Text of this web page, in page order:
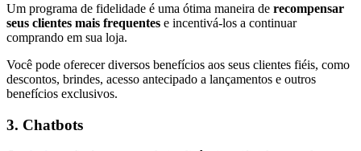
Um programa de fidelidade é uma ótima maneira de recompensar
seus clientes mais frequentes e incentivá-los a continuar
comprando em sua loja.
Você pode oferecer diversos benefícios aos seus clientes fiéis, como
descontos, brindes, acesso antecipado a lançamentos e outros
benefícios exclusivos.
3. Chatbots